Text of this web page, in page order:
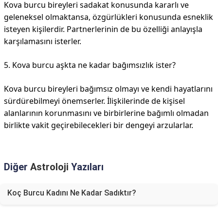
Kova burcu bireyleri sadakat konusunda kararlı ve
geleneksel olmaktansa, özgürlükleri konusunda esneklik
isteyen kişilerdir. Partnerlerinin de bu özelliği anlayışla
karşılamasını isterler.
5. Kova burcu aşkta ne kadar bağımsızlık ister?
Kova burcu bireyleri bağımsız olmayı ve kendi hayatlarını
sürdürebilmeyi önemserler. İlişkilerinde de kişisel
alanlarının korunmasını ve birbirlerine bağımlı olmadan
birlikte vakit geçirebilecekleri bir dengeyi arzularlar.
Diğer Astroloji Yazıları
Koç Burcu Kadını Ne Kadar Sadıktır?